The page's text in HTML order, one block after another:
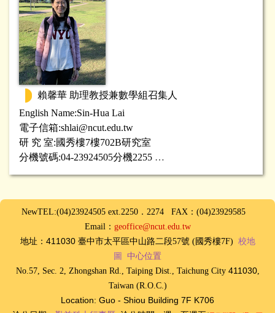
賴馨華 助理教授兼數學組召集人
English Name:Sin-Hua Lai
電子信箱:shlai@ncut.edu.tw
研 究 室:國秀樓7樓702B研究室
分機號碼:04-23924505分機2255
NewTEL:(04)23924505 ext.2250．2274 FAX：(04)23929585
Email： geoffice@ncut.edu.tw
地址： 411030臺中市太平區中山路二段57號 (國秀樓7F) 校地
圖
中心位置
No.57, Sec. 2, Zhongshan Rd., Taiping Dist., Taichung City 411030,
Taiwan (R.O.C.)
Location: Guo - Shiou Building 7F K706